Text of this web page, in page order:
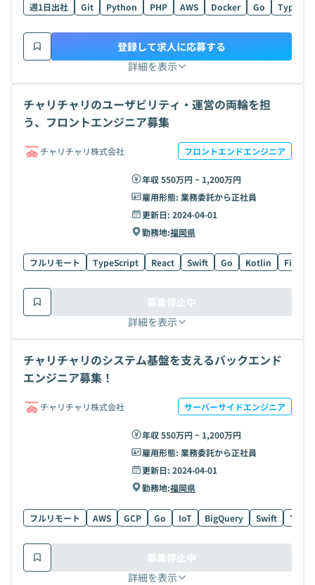
週1日出社 Git Python PHP AWS Docker Go
詳細を表示
登録して求人に応募する
チャリチャリのユーザビリティ・運営の両輪を担
う、フロントエンジニア募集
チャリチャリ株式会社 フロントエンドエンジニア
年収 550万円 ~ 1,200万円
雇用形態: 業務委託から正社員
更新日: 2024-04-01
勤務地:福岡県
フルリモート TypeScript React Swift Go Kotlin Figma
詳細を表示
募集停止中
チャリチャリのシステム基盤を支えるバックエンド
エンジニア募集！
チャリチャリ株式会社 サーバーサイドエンジニア
年収 550万円 ~ 1,200万円
雇用形態: 業務委託から正社員
更新日: 2024-04-01
勤務地:福岡県
フルリモート AWS GCP Go IoT BigQuery Swift
詳細を表示
募集停止中